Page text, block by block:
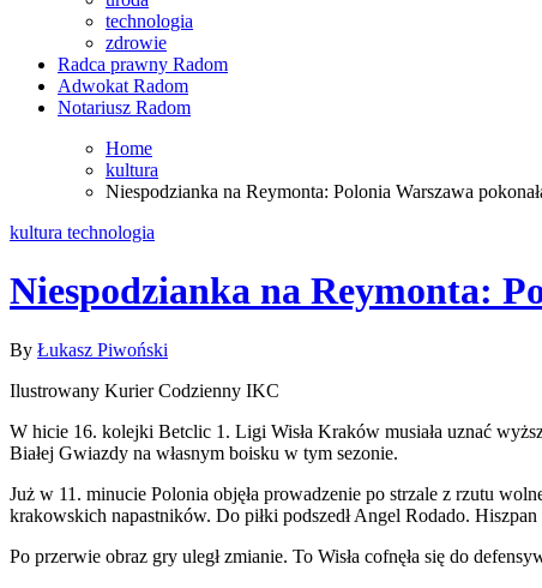
technologia
zdrowie
Radca prawny Radom
Adwokat Radom
Notariusz Radom
Home
kultura
Niespodzianka na Reymonta: Polonia Warszawa
kultura technologia
Niespodzianka na Reymonta:
By Łukasz Piwoński
Ilustrowany Kurier Codzienny IKC
W hicie 16. kolejki Betclic 1. Ligi Wisła Kraków musiała uznać
Białej Gwiazdy na własnym boisku w tym sezonie.
Już w 11. minucie Polonia objęła prowadzenie po strzale z rzutu
krakowskich napastników. Do piłki podszedł Angel Rodado.
Po przerwie obraz gry uległ zmianie. To Wisła cofnęła się do